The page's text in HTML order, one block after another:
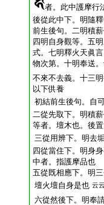
者。此中護摩行
後從此中下。明隨
前生後句。二明積
四明自身觀等。五
式。七明釋火天眞
物次第。十明奉送
不來不去義。十三
以下供養
初結前生後句。自
二從先取下。明積
等者。壇木也。後
三從用辨下。明去
四從當住下。明身
中者。指護摩品也
五從既相應下。明
壇火壇自身是也 云
六從然後下。明奉